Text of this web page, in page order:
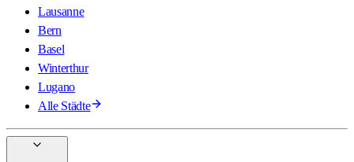
Lausanne
Bern
Basel
Winterthur
Lugano
Alle Städte